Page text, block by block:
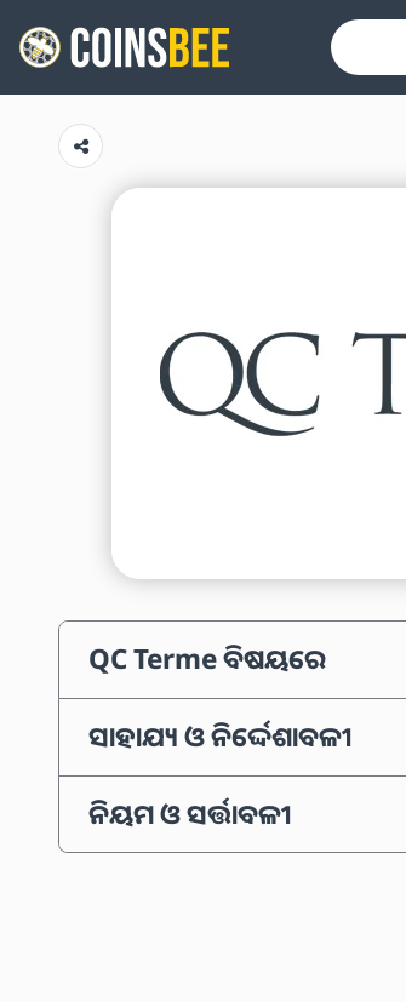
QC Terme ବିଷୟରେ
ସାହାଯ୍ୟ ଓ ନିର୍ଦ୍ଦେଶାବଳୀ
ନିୟମ ଓ ସର୍ତ୍ତାବଳୀ